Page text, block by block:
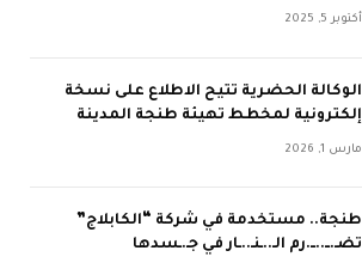
أكتوبر 5, 2025
الوكالة الحضرية تتيح الاطلاع على نسخة
إلكترونية لمخطط تهيئة طنجة المدينة
مارس 1, 2026
طنجة.. مستخدمة في شركة “الكابلاج”
تضـ.ــ..ــ.رم الـ..ـنـ..ـار في جـ.ـسدها